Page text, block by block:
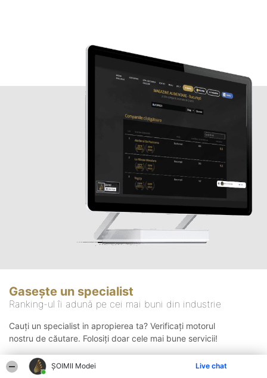
ȘOIMII Modei Live chat
Gasește un specialist
Ranking-ul îi adună pe cei mai buni din industrie
Cauți un specialist in apropierea ta? Verificați motorul
nostru de căutare. Folosiți doar cele mai bune servicii!